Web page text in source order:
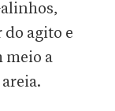
agito e
meio a